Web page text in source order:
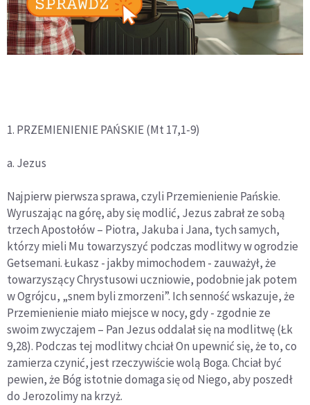
1. PRZEMIENIENIE PAŃSKIE (Mt 17,1-9)
a. Jezus
Najpierw pierwsza sprawa, czyli Przemienienie Pańskie.
Wyruszając na górę, aby się modlić, Jezus zabrał ze sobą
trzech Apostołów – Piotra, Jakuba i Jana, tych samych,
którzy mieli Mu towarzyszyć podczas modlitwy w ogrodzie
Getsemani. Łukasz - jakby mimochodem - zauważył, że
towarzyszący Chrystusowi uczniowie, podobnie jak potem
w Ogrójcu, „snem byli zmorzeni”. Ich senność wskazuje, że
Przemienienie miało miejsce w nocy, gdy - zgodnie ze
swoim zwyczajem – Pan Jezus oddalał się na modlitwę (Łk
9,28). Podczas tej modlitwy chciał On upewnić się, że to, co
zamierza czynić, jest rzeczywiście wolą Boga. Chciał być
pewien, że Bóg istotnie domaga się od Niego, aby poszedł
do Jerozolimy na krzyż.